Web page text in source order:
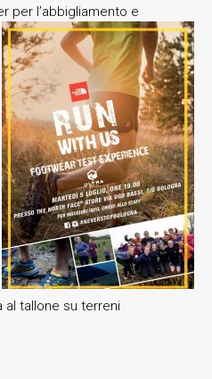
per l’abbigliamento e
tallone su terreni